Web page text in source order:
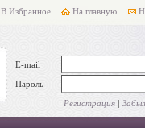
В Избранное На главную
E-mail
Пароль
Регистрация|